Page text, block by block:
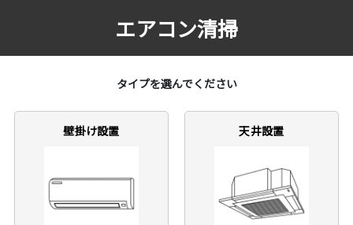
エアコン清掃
タイプを選んでください
壁掛け設置 天井設置